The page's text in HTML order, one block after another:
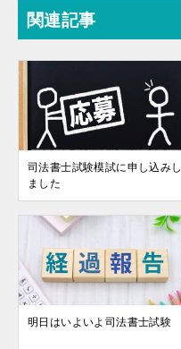
関連記事
司法書士試験模試に申し込みし
ました
明日はいよいよ司法書士試験